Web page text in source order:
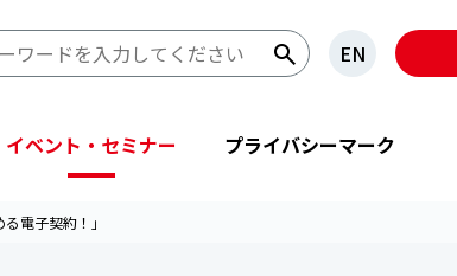
EN
イベント・セミナー プライバシーマーク
電子契約！」